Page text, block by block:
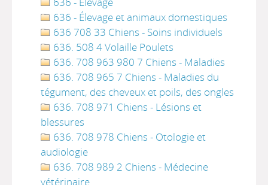
636 - Élevage et animaux domestiques
636 708 33 Chiens - Soins individuels
636. 508 4 Volaille Poulets
636. 708 963 980 7 Chiens - Maladies
636. 708 965 7 Chiens - Maladies du
tégument, des cheveux et poils, des ongles
636. 708 971 Chiens - Lésions et
blessures
636. 708 978 Chiens - Otologie et
audiologie
636. 708 989 2 Chiens - Médecine
vétérinaire